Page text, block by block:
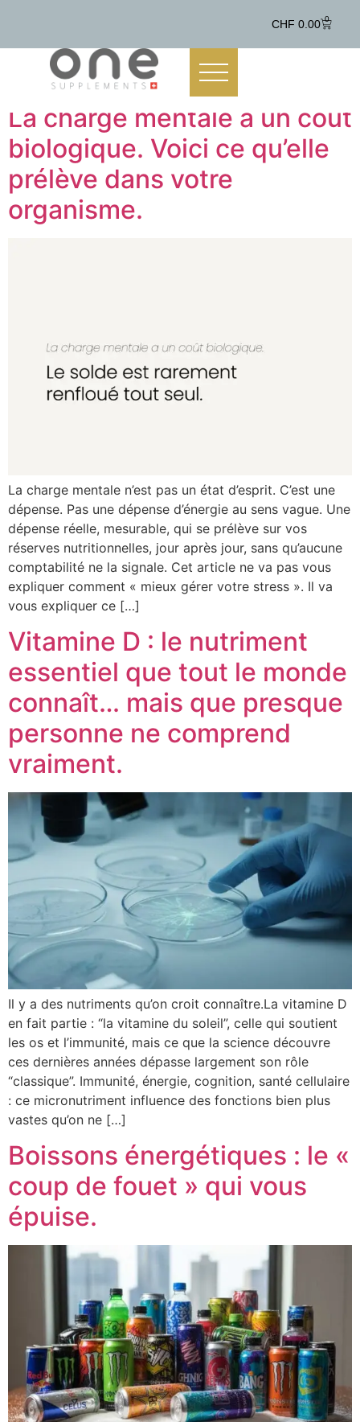
CHF 0.00 0
La charge mentale a un coût
biologique. Voici ce qu’elle
prélève dans votre
organisme.
La charge mentale n’est pas un état d’esprit. C’est une
dépense. Pas une dépense d’énergie au sens vague. Une
dépense réelle, mesurable, qui se prélève sur vos
réserves nutritionnelles, jour après jour, sans qu’aucune
comptabilité ne la signale. Cet article ne va pas vous
expliquer comment « mieux gérer votre stress ». Il va
vous expliquer ce […]
Vitamine D : le nutriment
essentiel que tout le monde
connaît… mais que presque
personne ne comprend
vraiment.
Il y a des nutriments qu’on croit connaître.La vitamine D
en fait partie : “la vitamine du soleil”, celle qui soutient
les os et l’immunité, mais ce que la science découvre
ces dernières années dépasse largement son rôle
“classique”. Immunité, énergie, cognition, santé cellulaire
: ce micronutriment influence des fonctions bien plus
vastes qu’on ne […]
Boissons énergétiques : le «
coup de fouet » qui vous
épuise.